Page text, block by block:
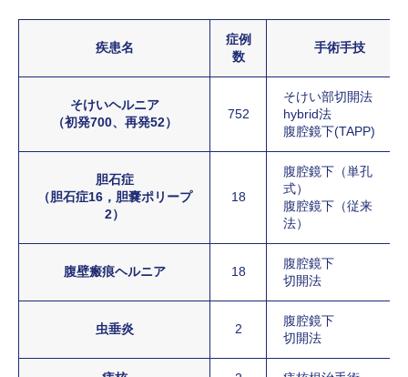
疾患名
症例
数
手術手技
そけいヘルニア
（初発700、再発52）
752
そけい部切開法
hybrid法
腹腔鏡下(TAPP)
胆石症
（胆石症16，胆嚢ポリープ
2）
18
腹腔鏡下（単孔
式）
腹腔鏡下（従来
法）
腹壁瘢痕ヘルニア 18
腹腔鏡下
切開法
虫垂炎 2
腹腔鏡下
切開法